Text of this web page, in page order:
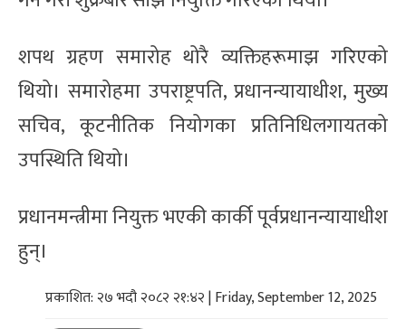
शपथ ग्रहण समारोह थोरै व्यक्तिहरूमाझ गरिएको
थियो। समारोहमा उपराष्ट्रपति, प्रधानन्यायाधीश, मुख्य
सचिव, कूटनीतिक नियोगका प्रतिनिधिलगायतको
उपस्थिति थियो।
प्रधानमन्त्रीमा नियुक्त भएकी कार्की पूर्वप्रधानन्यायाधीश
हुन्।
प्रकाशित: २७ भदौ २०८२ २१:४२ | Friday, September 12, 2025